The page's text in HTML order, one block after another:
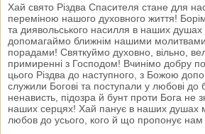
Хай свято Різдва Спасителя стане для
переміною нашого духовного життя!
та диявольського насилля в наших душах
допомагаймо ближнім нашими
порадами! Святкуймо духовно, вільно,
примиренні з Господом! Вчинімо добру
цього Різдва до наступного, з Божою
служили Богові та поступали у любові до
ненависть, підозра й бунт проти Бога не
наших серцях! Хай панує в наших душах
любов до усього, кого й що пропонує нам